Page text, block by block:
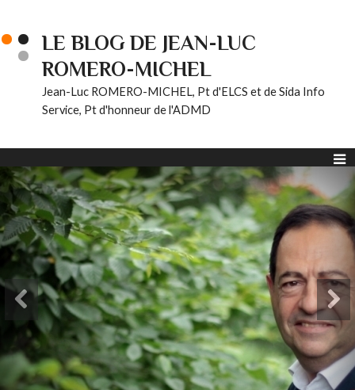
LE BLOG DE JEAN-LUC
ROMERO-MICHEL
Jean-Luc ROMERO-MICHEL, Pt d'ELCS et de Sida Info
Service, Pt d'honneur de l'ADMD